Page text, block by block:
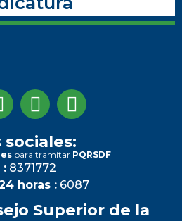
para tramitar PQRSDF
: 8371772
horas : 6087
Superior de la